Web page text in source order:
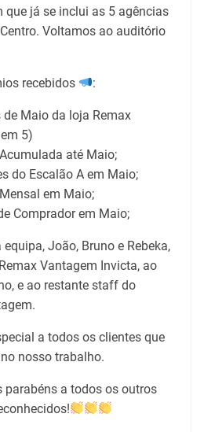
que já se inclui as 5 agências
Voltamos ao auditório
recebidos :
Maio da loja Remax
5)
até Maio;
do Escalão A em Maio;
em Maio;
Comprador em Maio;
João, Bruno e Rebeka,
Vantagem Invicta, ao
e ao restante staff do
a todos os clientes que
nosso trabalho.
parabéns a todos os outros